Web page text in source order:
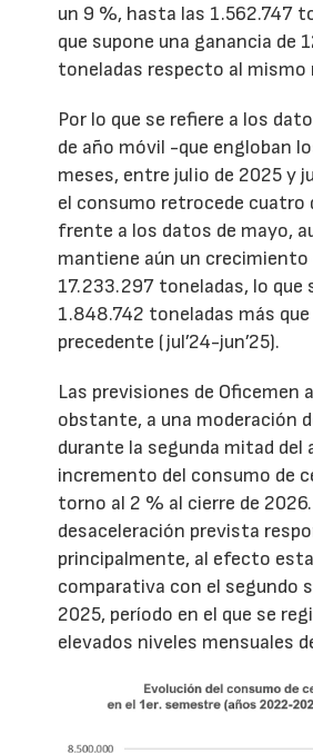
un 9 %, hasta las 1.562.747
que supone una ganancia de
toneladas respecto al mismo
Por lo que se refiere a los
de año móvil -que engloban
meses, entre julio de 2025 y
el consumo retrocede cuatro
frente a los datos de mayo,
mantiene aún un crecimiento
17.233.297 toneladas, lo que
1.848.742 toneladas más
precedente (jul’24-jun’25).
Las previsiones de Oficemen
obstante, a una moderación
durante la segunda mitad del
incremento del consumo de
torno al 2 % al cierre de
desaceleración prevista
principalmente, al efecto
comparativa con el segundo
2025, período en el que se
elevados niveles mensuales